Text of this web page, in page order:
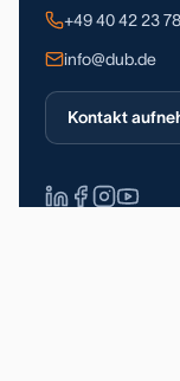
+49 40 42 23
info@dub.de
Kontakt